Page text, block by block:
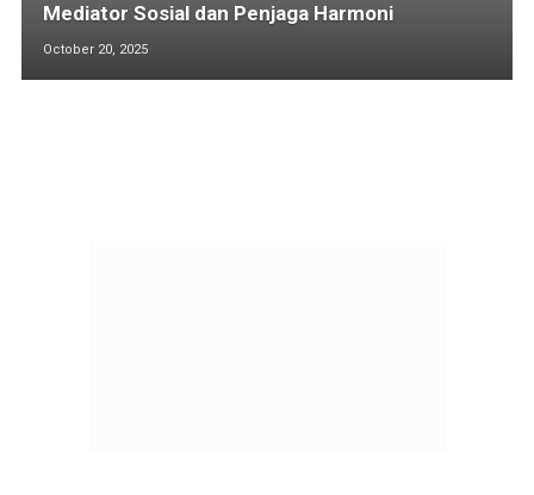
Mediator Sosial dan Penjaga Harmoni
October 20, 2025